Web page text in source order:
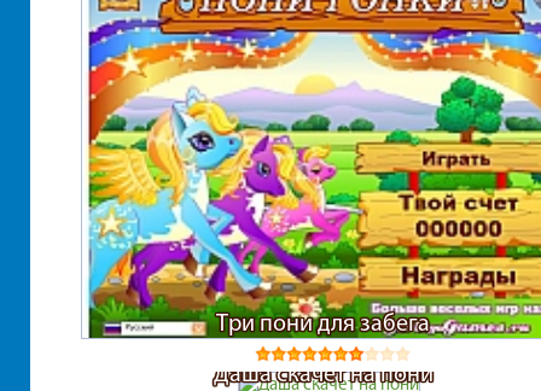
Три пони для забега
Даша скачет на пони